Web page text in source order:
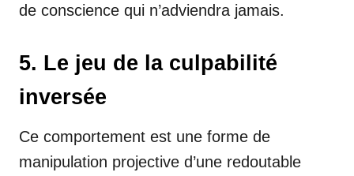
de conscience qui n’adviendra jamais.
5. Le jeu de la culpabilité
inversée
Ce comportement est une forme de
manipulation projective d’une redoutable